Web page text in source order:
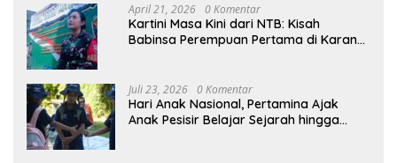
April 21, 2026 0 Komentar
Kartini Masa Kini dari NTB: Kisah
Babinsa Perempuan Pertama di Karang
Juli 23, 2026 0 Komentar
Hari Anak Nasional, Pertamina Ajak
Anak Pesisir Belajar Sejarah hingga